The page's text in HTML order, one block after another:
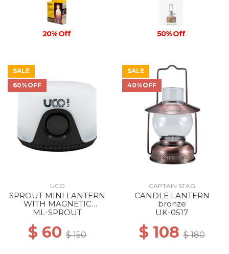
20% Off 50% Off
SALE
60%OFF
UCO
SPROUT MINI LANTERN
WITH MAGNETIC
LANYARD BLACK
ML-SPROUT
$ 60 $ 150
SALE
40%OFF
CAPTAIN STAG
CANDLE LANTERN
bronze
UK-0517
$ 108$ 180